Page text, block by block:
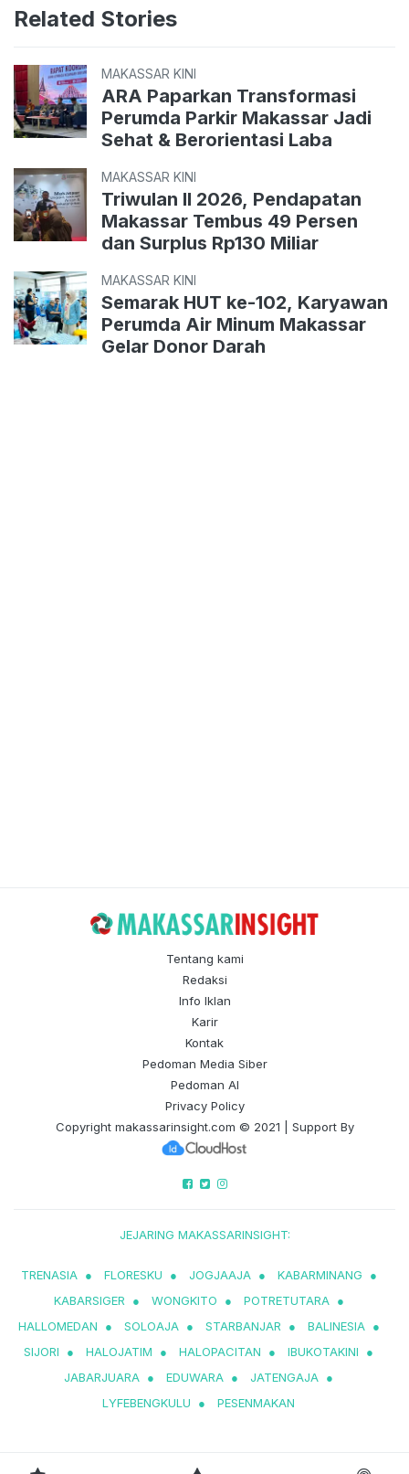
Related Stories
MAKASSAR KINI
ARA Paparkan Transformasi
Perumda Parkir Makassar Jadi
Sehat & Berorientasi Laba
MAKASSAR KINI
Triwulan II 2026, Pendapatan
Makassar Tembus 49 Persen
dan Surplus Rp130 Miliar
MAKASSAR KINI
Semarak HUT ke-102, Karyawan
Perumda Air Minum Makassar
Gelar Donor Darah
Tentang kami
Redaksi
Info Iklan
Karir
Kontak
Pedoman Media Siber
Pedoman AI
Privacy Policy
Copyright makassarinsight.com © 2021 | Support By
JEJARING MAKASSARINSIGHT:
TRENASIA ● FLORESKU ● JOGJAAJA ● KABARMINANG
●
KABARSIGER ● WONGKITO ● POTRETUTARA ●
HALLOMEDAN
● SOLOAJA ● STARBANJAR ● BALINESIA ●
SIJORI
● HALOJATIM ● HALOPACITAN ● IBUKOTAKINI
●
JABARJUARA ● EDUWARA ● JATENGAJA ●
LYFEBENGKULU
● PESENMAKAN